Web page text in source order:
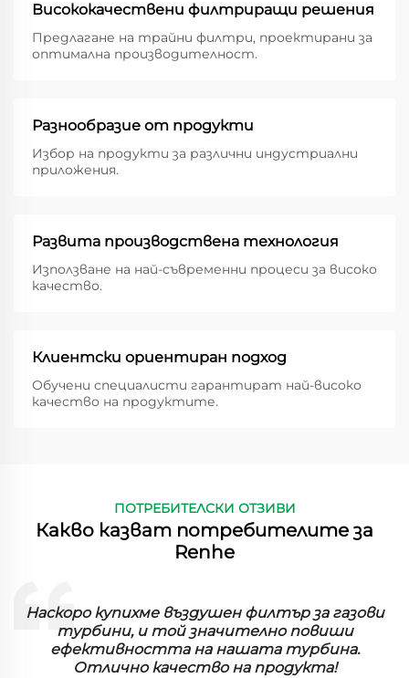
Висококачествени филтриращи решения
Предлагане на трайни филтри, проектирани за
оптимална производителност.
Разнообразие от продукти
Избор на продукти за различни индустриални
приложения.
Развита производствена технология
Използване на най-съвременни процеси за високо
качество.
Клиентски ориентиран подход
Обучени специалисти гарантират най-високо
качество на продуктите.
ПОТРЕБИТЕЛСКИ ОТЗИВИ
Какво казват потребителите за
Renhe
Наскоро купихме въздушен филтър за газови
турбини, и той значително повиши
ефективността на нашата турбина.
Отлично качество на продукта!